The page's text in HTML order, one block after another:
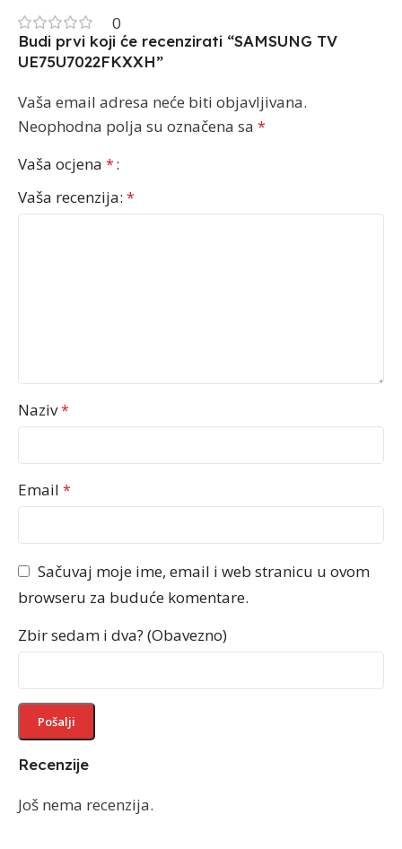
0
Recenzije
Još nema recenzija.
Budi prvi koji će recenzirati “SAMSUNG TV
UE75U7022FKXXH”
Vaša email adresa neće biti objavljivana.
Neophodna polja su označena sa *
Vaša ocjena *
Vaša recenzija: *
Naziv*
Email *
Sačuvaj moje ime, email i web stranicu u ovom
browseru za buduće komentare.
Zbir sedam i dva? (Obavezno)